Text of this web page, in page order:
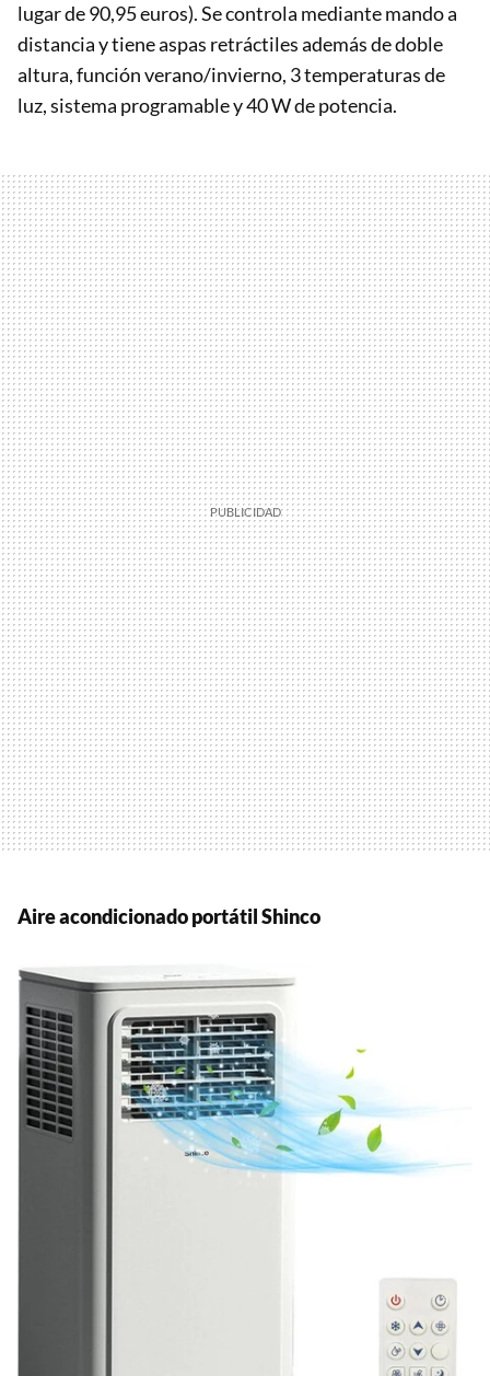
lugar de 90,95 euros). Se controla mediante mando a
distancia y tiene aspas retráctiles además de doble
altura, función verano/invierno, 3 temperaturas de
luz, sistema programable y 40 W de potencia.
Aire acondicionado portátil Shinco